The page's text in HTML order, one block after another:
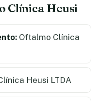
Clínica Heusi
Oftalmo Clínica
Heusi LTDA